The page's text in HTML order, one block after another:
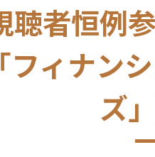
聴者恒例
フィナン
ズ